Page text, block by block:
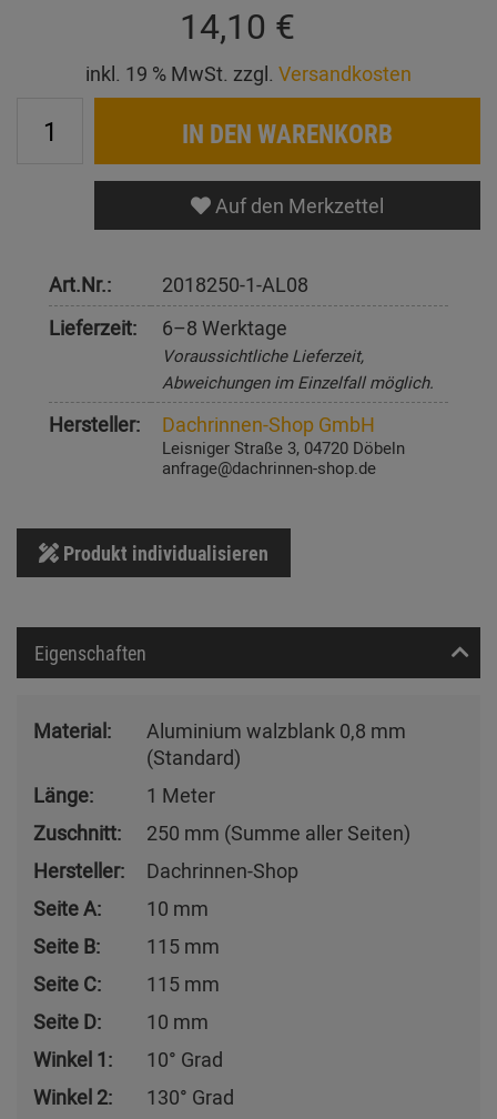
14,10 €
inkl. 19 % MwSt. zzgl. Versandkosten
IN DEN WARENKORB
Auf den Merkzettel
Art.Nr.:
2018250-1-AL08
Lieferzeit:
6–8 Werktage
Voraussichtliche Lieferzeit,
Abweichungen im Einzelfall möglich.
Hersteller: Dachrinnen-Shop GmbH
Leisniger Straße 3, 04720 Döbeln
anfrage@dachrinnen-shop.de
Produkt individualisieren
Eigenschaften
Material:
Aluminium walzblank 0,8 mm
(Standard)
Länge:
1 Meter
Zuschnitt:
250 mm (Summe aller Seiten)
Hersteller:
Dachrinnen-Shop
Seite A:
10 mm
Seite B:
115 mm
Seite C:
115 mm
Seite D:
10 mm
Winkel 1:
10° Grad
Winkel 2:
130° Grad